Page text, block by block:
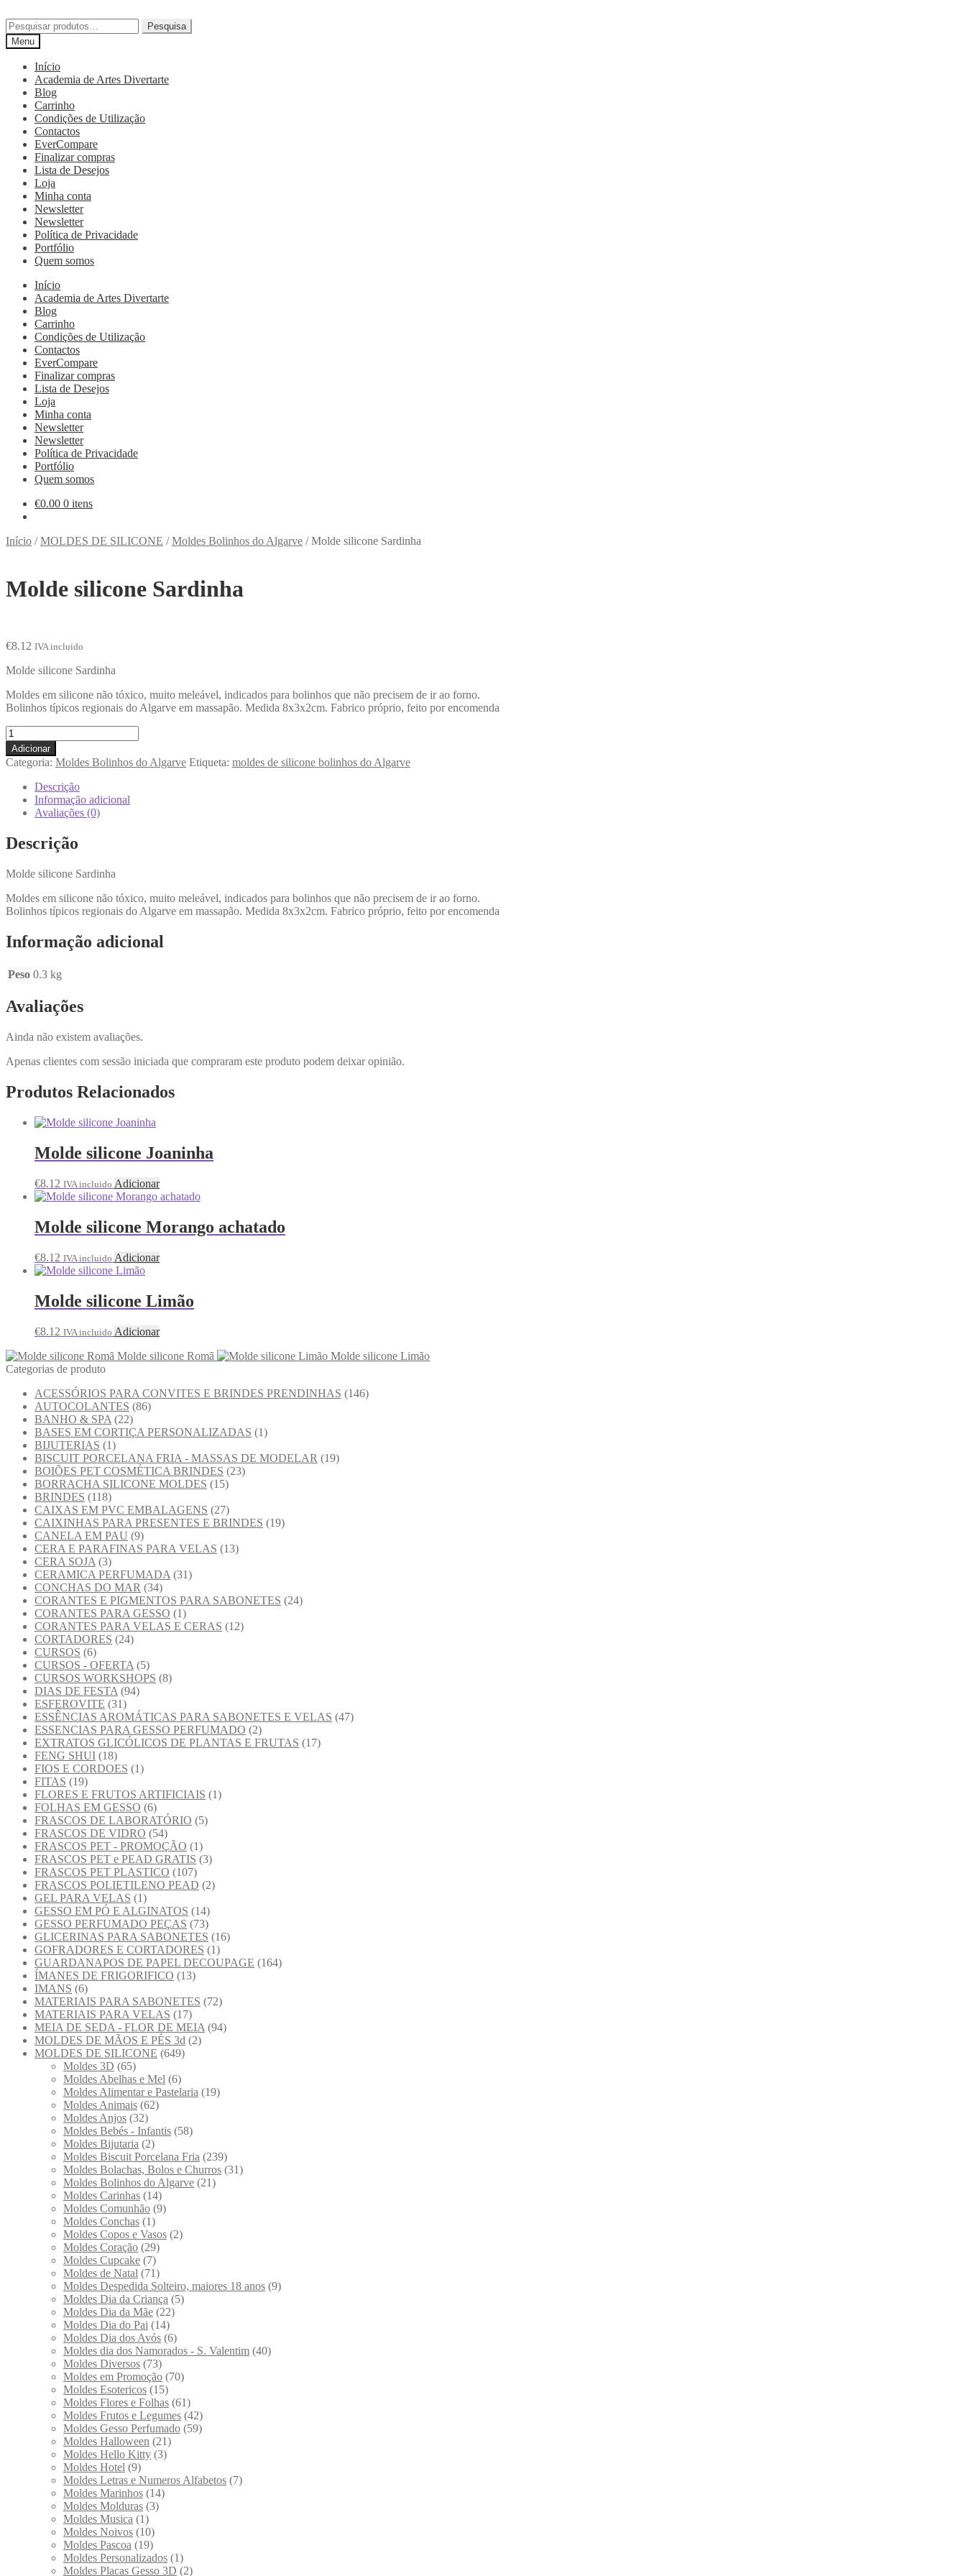
Pesquisa
Menu
Início
Academia de Artes Divertarte
Blog
Carrinho
Condições de Utilização
Contactos
EverCompare
Finalizar compras
Lista de Desejos
Loja
Minha conta
Newsletter
Newsletter
Política de Privacidade
Portfólio
Quem somos
Início
Academia de Artes Divertarte
Blog
Carrinho
Condições de Utilização
Contactos
EverCompare
Finalizar compras
Lista de Desejos
Loja
Minha conta
Newsletter
Newsletter
Política de Privacidade
Portfólio
Quem somos
€0.00 0 itens
Início /MOLDES DE SILICONE /Moldes Bolinhos do Algarve /Molde silicone Sardinha
Molde silicone Sardinha
€8.12 IVA incluido
Molde silicone Sardinha
Moldes em silicone não tóxico, muito meleável, indicados para bolinhos que não precisem de ir ao forno.
Bolinhos típicos regionais do Algarve em massapão. Medida 8x3x2cm. Fabrico próprio, feito por encomenda
Adicionar
Categoria: Moldes Bolinhos do Algarve Etiqueta: moldes de silicone bolinhos do Algarve
Descrição
Informação adicional
Avaliações (0)
Descrição
Molde silicone Sardinha
Moldes em silicone não tóxico, muito meleável, indicados para bolinhos que não precisem de ir ao forno.
Bolinhos típicos regionais do Algarve em massapão. Medida 8x3x2cm. Fabrico próprio, feito por encomenda
Informação adicional
Peso 0.3 kg
Avaliações
Ainda não existem avaliações.
Apenas clientes com sessão iniciada que compraram este produto podem deixar opinião.
Produtos Relacionados
Molde silicone Joaninha
€8.12 IVA incluido Adicionar
Molde silicone Morango achatado
€8.12 IVA incluido Adicionar
Molde silicone Limão
€8.12 IVA incluido Adicionar
Molde silicone Romã
Molde silicone Limão
Categorias de produto
ACESSÓRIOS PARA CONVITES E BRINDES PRENDINHAS (146)
AUTOCOLANTES (86)
BANHO & SPA (22)
BASES EM CORTIÇA PERSONALIZADAS (1)
BIJUTERIAS (1)
BISCUIT PORCELANA FRIA - MASSAS DE MODELAR (19)
BOIÕES PET COSMÉTICA BRINDES (23)
BORRACHA SILICONE MOLDES (15)
BRINDES (118)
CAIXAS EM PVC EMBALAGENS (27)
CAIXINHAS PARA PRESENTES E BRINDES (19)
CANELA EM PAU (9)
CERA E PARAFINAS PARA VELAS (13)
CERA SOJA (3)
CERAMICA PERFUMADA (31)
CONCHAS DO MAR (34)
CORANTES E PIGMENTOS PARA SABONETES (24)
CORANTES PARA GESSO (1)
CORANTES PARA VELAS E CERAS (12)
CORTADORES (24)
CURSOS (6)
CURSOS - OFERTA (5)
CURSOS WORKSHOPS (8)
DIAS DE FESTA (94)
ESFEROVITE (31)
ESSÊNCIAS AROMÁTICAS PARA SABONETES E VELAS (47)
ESSENCIAS PARA GESSO PERFUMADO (2)
EXTRATOS GLICÓLICOS DE PLANTAS E FRUTAS (17)
FENG SHUI (18)
FIOS E CORDOES (1)
FITAS (19)
FLORES E FRUTOS ARTIFICIAIS (1)
FOLHAS EM GESSO (6)
FRASCOS DE LABORATÓRIO (5)
FRASCOS DE VIDRO (54)
FRASCOS PET - PROMOÇÃO (1)
FRASCOS PET e PEAD GRATIS (3)
FRASCOS PET PLASTICO (107)
FRASCOS POLIETILENO PEAD (2)
GEL PARA VELAS (1)
GESSO EM PÓ E ALGINATOS (14)
GESSO PERFUMADO PEÇAS (73)
GLICERINAS PARA SABONETES (16)
GOFRADORES E CORTADORES (1)
GUARDANAPOS DE PAPEL DECOUPAGE (164)
ÍMANES DE FRIGORIFICO (13)
IMANS (6)
MATERIAIS PARA SABONETES (72)
MATERIAIS PARA VELAS (17)
MEIA DE SEDA - FLOR DE MEIA (94)
MOLDES DE MÃOS E PÉS 3d (2)
MOLDES DE SILICONE (649)
Moldes 3D (65)
Moldes Abelhas e Mel (6)
Moldes Alimentar e Pastelaria (19)
Moldes Animais (62)
Moldes Anjos (32)
Moldes Bebés - Infantis (58)
Moldes Bijutaria (2)
Moldes Biscuit Porcelana Fria (239)
Moldes Bolachas, Bolos e Churros (31)
Moldes Bolinhos do Algarve (21)
Moldes Carinhas (14)
Moldes Comunhão (9)
Moldes Conchas (1)
Moldes Copos e Vasos (2)
Moldes Coração (29)
Moldes Cupcake (7)
Moldes de Natal (71)
Moldes Despedida Solteiro, maiores 18 anos (9)
Moldes Dia da Criança (5)
Moldes Dia da Mãe (22)
Moldes Dia do Pai (14)
Moldes Dia dos Avós (6)
Moldes dia dos Namorados - S. Valentim (40)
Moldes Diversos (73)
Moldes em Promoção (70)
Moldes Esotericos (15)
Moldes Flores e Folhas (61)
Moldes Frutos e Legumes (42)
Moldes Gesso Perfumado (59)
Moldes Halloween (21)
Moldes Hello Kitty (3)
Moldes Hotel (9)
Moldes Letras e Numeros Alfabetos (7)
Moldes Marinhos (14)
Moldes Molduras (3)
Moldes Musica (1)
Moldes Noivos (10)
Moldes Pascoa (19)
Moldes Personalizados (1)
Moldes Placas Gesso 3D (2)